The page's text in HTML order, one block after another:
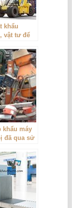
khẩu
vật tư để
gia
khẩu máy
đã qua sử